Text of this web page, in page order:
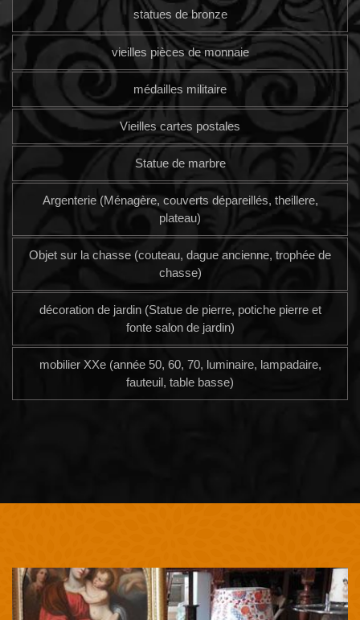
statues de bronze
vieilles pièces de monnaie
médailles militaire
Vieilles cartes postales
Statue de marbre
Argenterie (Ménagère, couverts dépareillés, theillere,
plateau)
Objet sur la chasse (couteau, dague ancienne, trophée de
chasse)
décoration de jardin (Statue de pierre, potiche pierre et
fonte salon de jardin)
mobilier XXe (année 50, 60, 70, luminaire, lampadaire,
fauteuil, table basse)